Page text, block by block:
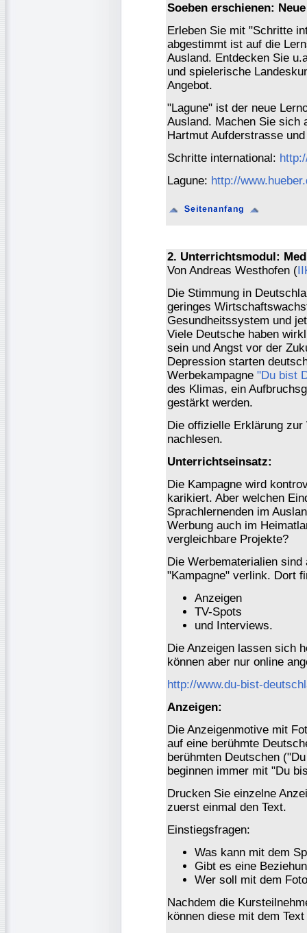
Soeben erschienen:
Erleben Sie mit "Schritte
abgestimmt ist auf die
Ausland. Entdecken Sie
und spielerische
Angebot.
"Lagune" ist der neue
Ausland. Machen Sie sich
Hartmut Aufderstrasse
Schritte international:
Lagune: http://
2. Unterrichtsmodul:
Von Andreas Westhofen (
Die Stimmung in
geringes
Gesundheitssystem und
Viele Deutsche haben
sein und Angst vor der
Depression starten
Werbekampagne "Du bist
des Klimas, ein
gestärkt werden.
Die offizielle Erklärung
nachlesen.
Unterrichtseinsatz:
Die Kampagne wird
karikiert. Aber welchen
Sprachlernenden im
Werbung auch im
vergleichbare Projekte?
Die Werbematerialien
"Kampagne" verlink. Dort
Anzeigen
TV-Spots
und Interviews.
Die Anzeigen lassen sich
können aber nur online
http://www.du-bist-
Anzeigen:
Die Anzeigenmotive mit
auf eine berühmte
berühmten Deutschen
beginnen immer mit "Du
Drucken Sie einzelne
zuerst einmal den Text.
Einstiegsfragen:
Was kann mit dem
Gibt es eine
Wer soll mit dem
Nachdem die
können diese mit dem